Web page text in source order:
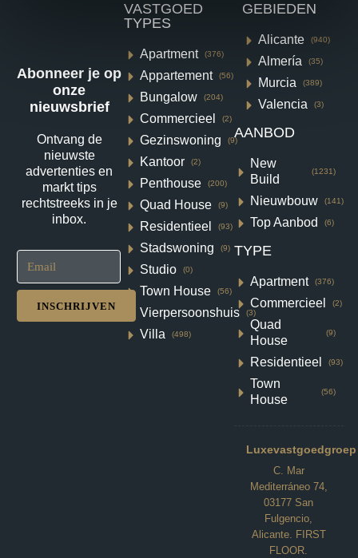
Villa in Baños y Mendigo N8312
Altaona Golf, Baños y Mendigo
€984,000
3 3 218 m²
VILLA
Abonneer je op
onze
nieuwsbrief
Ontvang de
nieuwste
advertenties en
markt tips
rechtstreeks in je
inbox.
INSCHRIJVEN
VASTGOED
TYPES
Apartment (376)
Appartement (56)
Bungalow (204)
Commercieel (2)
Gezinswoning (9)
Kantoor (2)
Penthouse (200)
Quad House (9)
Residentieel (93)
Stadswoning (9)
Studio (0)
Town House (56)
Vierpersoonshuis (3)
Villa (498)
GEBIEDEN
Alicante (940)
Almería (35)
Murcia (389)
Valencia (3)
AANBOD
New
Build
(1231)
Nieuwbouw (141)
Top Aanbod (6)
TYPE
Apartment (376)
Commercieel (2)
Quad
House
(9)
Residentieel (93)
Town
House
(56)
Luxevastgoedgroep
C. Mar
Mediterráneo 74,
03177 San
Fulgencio,
Alicante. FIRST
FLOOR.